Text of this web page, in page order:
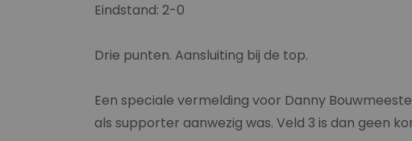
Eindstand: 2-0
Drie punten. Aansluiting bij de top.
Een speciale vermelding voor Danny
als supporter aanwezig was. Veld 3 is dan geen